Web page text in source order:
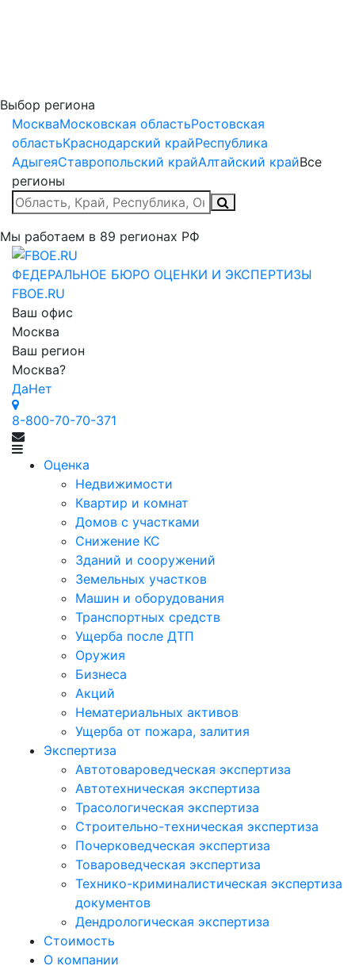
Выбор региона
МоскваМосковская областьРостовская
областьКраснодарский крайРеспублика
АдыгеяСтавропольский крайАлтайский крайВсе
регионы
Мы работаем в 89 регионах РФ
ФЕДЕРАЛЬНОЕ БЮРО ОЦЕНКИ И ЭКСПЕРТИЗЫ
FBOE.RU
Ваш офис
Москва
Ваш регион
Москва?
ДаНет
8-800-70-70-371
Оценка
Недвижимости
Квартир и комнат
Домов с участками
Снижение КС
Зданий и сооружений
Земельных участков
Машин и оборудования
Транспортных средств
Ущерба после ДТП
Оружия
Бизнеса
Акций
Нематериальных активов
Ущерба от пожара, залития
Экспертиза
Автотовароведческая экспертиза
Автотехническая экспертиза
Трасологическая экспертиза
Строительно-техническая экспертиза
Почерковедческая экспертиза
Товароведческая экспертиза
Технико-криминалистическая экспертиза
документов
Дендрологическая экспертиза
Стоимость
О компании